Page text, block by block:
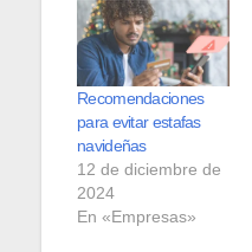
Recomendaciones
para evitar estafas
navideñas
12 de diciembre de
2024
En «Empresas»